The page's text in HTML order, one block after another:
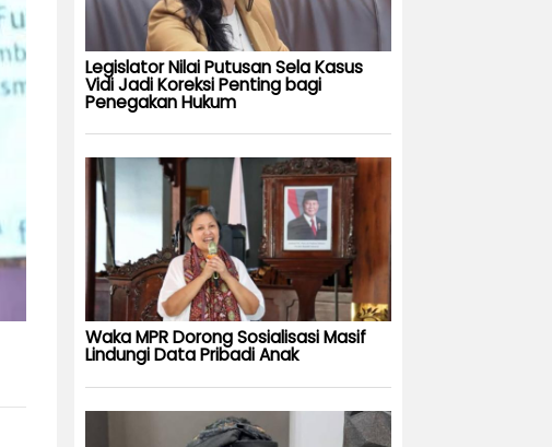
Legislator Nilai Putusan Sela Kasus
Vidi Jadi Koreksi Penting bagi
Penegakan Hukum
Waka MPR Dorong Sosialisasi Masif
Lindungi Data Pribadi Anak